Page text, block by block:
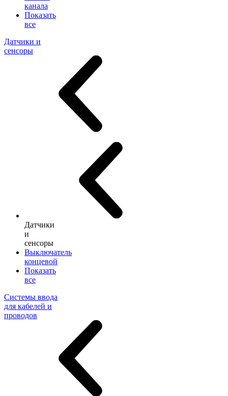
канала
Показать
все
Датчики и
сенсоры
Датчики
и
сенсоры
Выключатель
концевой
Показать
все
Системы ввода
для кабелей и
проводов